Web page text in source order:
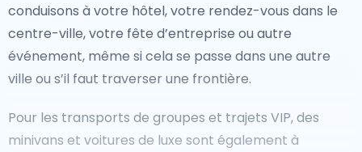
conduisons à votre hôtel, votre rendez-vous dans le
centre-ville, votre fête d’entreprise ou autre
événement, même si cela se passe dans une autre
ville ou s’il faut traverser une frontière.
Pour les transports de groupes et trajets VIP, des
minivans et voitures de luxe sont également à